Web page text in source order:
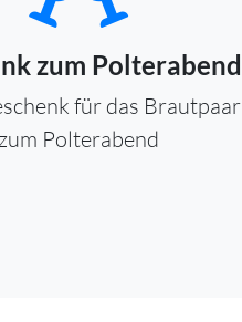
zum Polterabend
für das Brautpaar
zum Polterabend